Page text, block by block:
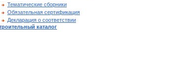
Тематические сборники
Обязательная сертификация
Декларация о соответствии
каталог